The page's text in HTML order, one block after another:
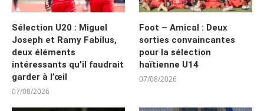
Sélection U20 : Miguel
Joseph et Ramy Fabilus,
deux éléments
intéressants qu’il faudrait
garder à l’œil
07/08/2026
Foot – Amical : Deux
sorties convaincantes
pour la sélection
haïtienne U14
07/08/2026